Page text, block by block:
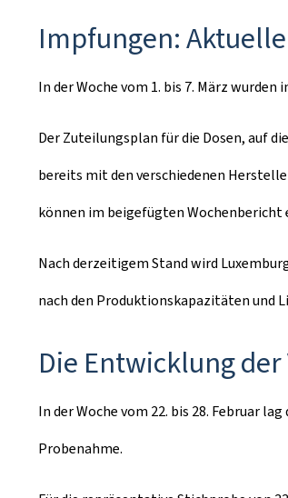
Impfungen:
In der Woche vom 1. bis 7. März
Der Zuteilungsplan für die Dosen, auf
bereits mit den verschiedenen
können im beigefügten Wochenbericht
Nach derzeitigem Stand wird
nach den Produktionskapazitäten und
Die Entwicklung
In der Woche vom 22. bis 28. Februar
Probenahme.